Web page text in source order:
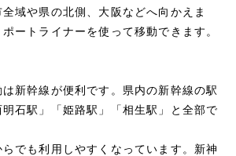
域や県の北側、大阪などへ向かえま
ートライナーを使って移動できます。
新幹線が便利です。県内の新幹線の駅
石駅」「姫路駅」「相生駅」と全部で
でも利用しやすくなっています。新神